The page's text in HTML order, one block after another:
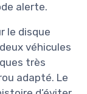
alerte.
le disque
véhicules
très
adapté. Le